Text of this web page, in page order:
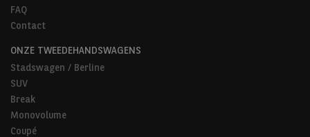
FAQ
Contact
ONZE TWEEDEHANDSWAGENS
Stadswagen / Berline
SUV
Break
Monovolume
Coupé